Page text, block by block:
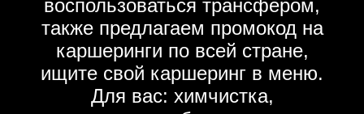
воспользоваться трансфером,
также предлагаем промокод на
каршеринги по всей стране,
ищите свой каршеринг в меню.
Для вас: химчистка,